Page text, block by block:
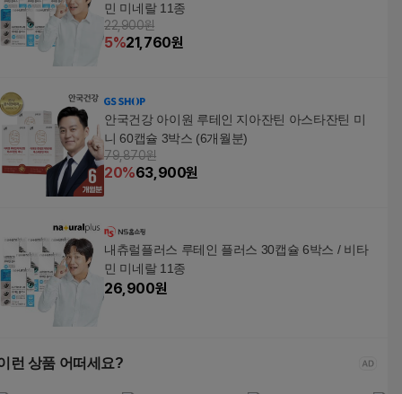
민 미네랄 11종
22,900원
5%21,760원
안국건강 아이원 루테인 지아잔틴 아스타잔틴 미
니 60캡슐 3박스 (6개월분)
79,870원
20%63,900원
내츄럴플러스 루테인 플러스 30캡슐 6박스 / 비타
민 미네랄 11종
26,900원
런 상품 어떠세요?